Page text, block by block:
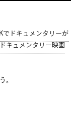
でドキュメンタリーが
キュメンタリー映画